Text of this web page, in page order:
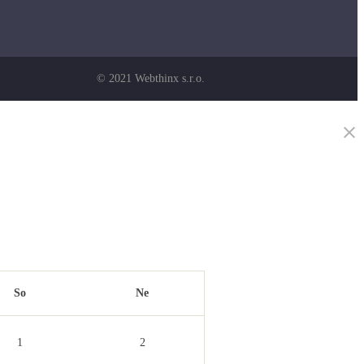
© 2021 Webthinx s.r.o.
So Ne
1 2